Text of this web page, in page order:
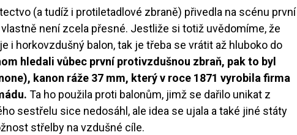
(a tudíž i protiletadlové zbraně) přivedla na scénu první
není zcela přesné. Jestliže si totiž uvědomíme, že
i horkovzdušný balon, tak je třeba se vrátit až hluboko do
hledali vůbec první protivzdušnou zbraň, pak to byl
kanon ráže 37 mm, který v roce 1871 vyrobila firma
Ta ho použila proti balonům, jimž se dařilo unikat z
sestřelu sice nedosáhl, ale idea se ujala a také jiné státy
střelby na vzdušné cíle.